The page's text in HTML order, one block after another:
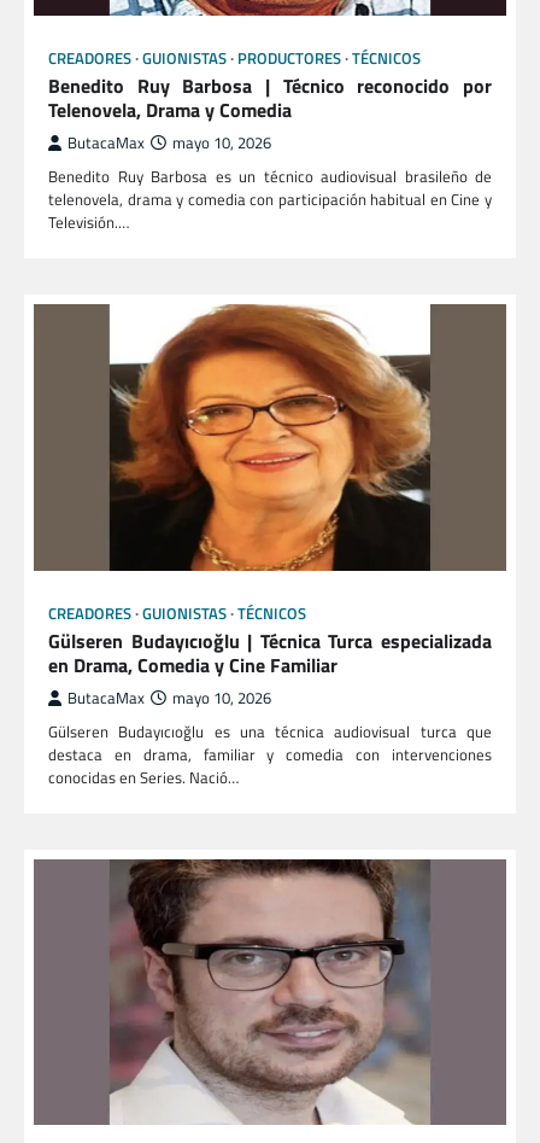
CREADORES GUIONISTAS PRODUCTORES TÉCNICOS
Benedito Ruy Barbosa | Técnico reconocido por
Telenovela, Drama y Comedia
ButacaMax mayo 10, 2026
Benedito Ruy Barbosa es un técnico audiovisual brasileño de
telenovela, drama y comedia con participación habitual en Cine y
Televisión.…
CREADORES GUIONISTAS TÉCNICOS
Gülseren Budayıcıoğlu | Técnica Turca especializada
en Drama, Comedia y Cine Familiar
ButacaMax mayo 10, 2026
Gülseren Budayıcıoğlu es una técnica audiovisual turca que
destaca en drama, familiar y comedia con intervenciones
conocidas en Series. Nació…